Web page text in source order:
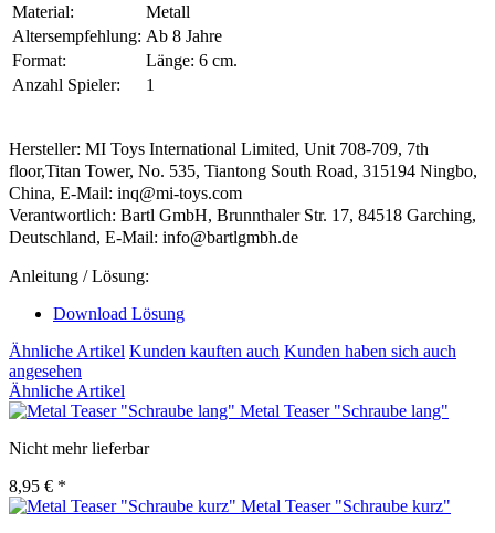
Material:
Metall
Altersempfehlung: Ab 8 Jahre
Format:
Länge: 6 cm.
Anzahl Spieler:
1
Hersteller: MI Toys International Limited, Unit 708-709, 7th
floor,Titan Tower, No. 535, Tiantong South Road, 315194 Ningbo,
China, E-Mail: inq@mi-toys.com
Verantwortlich: Bartl GmbH, Brunnthaler Str. 17, 84518 Garching,
Deutschland, E-Mail: info@bartlgmbh.de
Anleitung / Lösung:
Download Lösung
Ähnliche Artikel Kunden kauften auch Kunden haben sich auch
angesehen
Ähnliche Artikel
Metal Teaser "Schraube lang"
Nicht mehr lieferbar
8,95 € *
Metal Teaser "Schraube kurz"